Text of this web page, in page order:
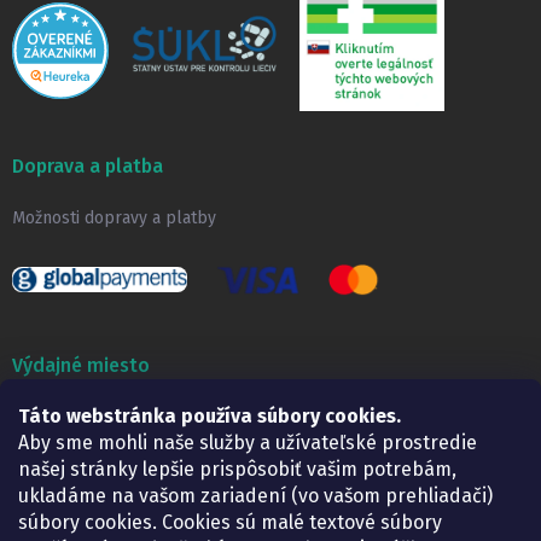
Táto webstránka používa súbory cookies.
Aby sme mohli naše služby a užívateľské prostredie
našej stránky lepšie prispôsobiť vašim potrebám,
ukladáme na vašom zariadení (vo vašom prehliadači)
súbory cookies. Cookies sú malé textové súbory
Doprava a platba
Možnosti dopravy a platby
Výdajné miesto
Lekáreň ADONAI
Košice – Smetanova 2
Pondelok:
07.30 – 15.30 h.
Utorok:
07.30 – 16.00 h.
Streda:
07.30 – 16.00 h.
Štvrtok:
07.30 – 15.30 h.